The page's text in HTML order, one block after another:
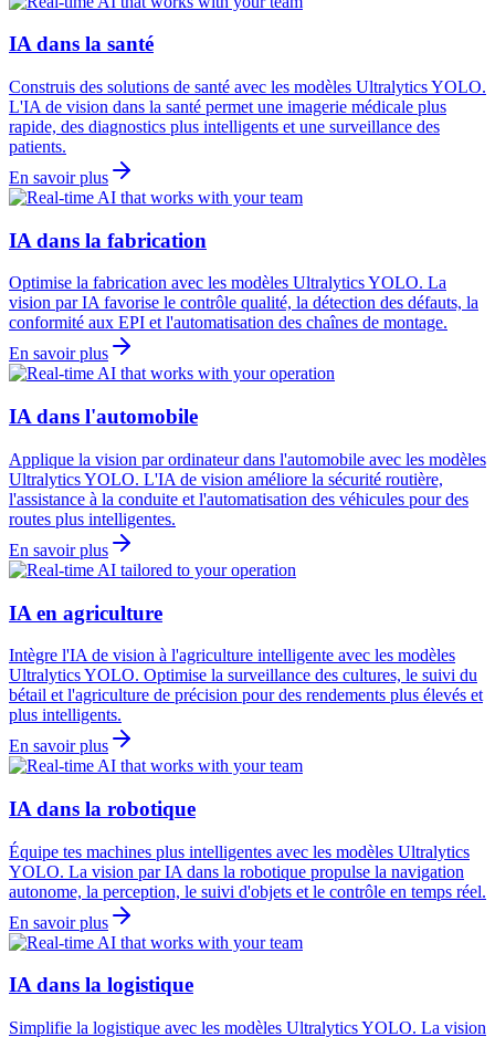
IA dans la santé
Construis des solutions de santé avec les modèles Ultralytics YOLO.
L'IA de vision dans la santé permet une imagerie médicale plus
rapide, des diagnostics plus intelligents et une surveillance des
patients.
En savoir plus
IA dans la fabrication
Optimise la fabrication avec les modèles Ultralytics YOLO. La
vision par IA favorise le contrôle qualité, la détection des défauts, la
conformité aux EPI et l'automatisation des chaînes de montage.
En savoir plus
IA dans l'automobile
Applique la vision par ordinateur dans l'automobile avec les modèles
Ultralytics YOLO. L'IA de vision améliore la sécurité routière,
l'assistance à la conduite et l'automatisation des véhicules pour des
routes plus intelligentes.
En savoir plus
IA en agriculture
Intègre l'IA de vision à l'agriculture intelligente avec les modèles
Ultralytics YOLO. Optimise la surveillance des cultures, le suivi du
bétail et l'agriculture de précision pour des rendements plus élevés et
plus intelligents.
En savoir plus
IA dans la robotique
Équipe tes machines plus intelligentes avec les modèles Ultralytics
YOLO. La vision par IA dans la robotique propulse la navigation
autonome, la perception, le suivi d'objets et le contrôle en temps réel.
En savoir plus
IA dans la logistique
Simplifie la logistique avec les modèles Ultralytics YOLO. La vision